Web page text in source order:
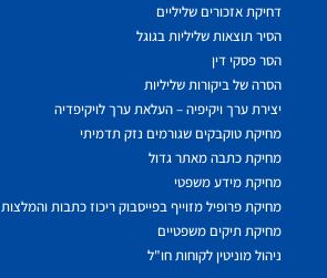
דחיקת אזכורים שליליים
הסיר תוצאות שליליות בגוגל
הסר פסקי דין
הסרה של ביקורות שליליות
יצירת ערך ויקיפיה – העלאת ערך לויקיפדיה
מחיקת טוקבקים שגורמים נזק תדמיתי
מחיקת כתבה מאתר גדול
מחיקת מידע משפטי
מחיקת פרופיל מזוייף בפייסבוק ריכוז כתבות והמלצות
מחיקת תיקים משפטיים
ניהול מוניטין לקוחות חו"ל